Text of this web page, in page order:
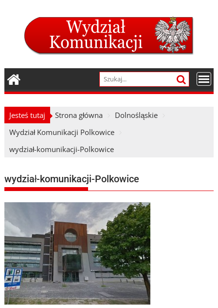
Jesteś tutaj Strona główna
Dolnośląskie
Wydział Komunikacji Polkowice
wydział-komunikacji-Polkowice
wydział-komunikacji-Polkowice